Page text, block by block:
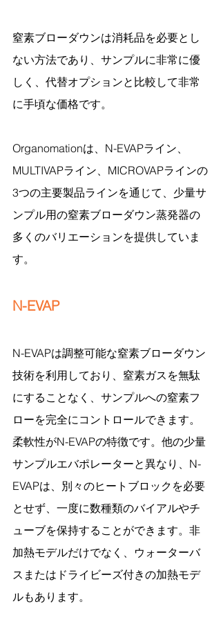
窒素ブローダウンは消耗品を必要とし
ない方法であり、サンプルに非常に優
しく、代替オプションと比較して非常
に手頃な価格です。
Organomationは、N-EVAPライン、
MULTIVAPライン、MICROVAPラインの
3つの主要製品ラインを通じて、少量サ
ンプル用の窒素ブローダウン蒸発器の
多くのバリエーションを提供していま
す。
N-EVAP
N-EVAPは調整可能な窒素ブローダウン
技術を利用しており、窒素ガスを無駄
にすることなく、サンプルへの窒素フ
ローを完全にコントロールできます。
柔軟性がN-EVAPの特徴です。他の少量
サンプルエバポレーターと異なり、N-
EVAPは、別々のヒートブロックを必要
とせず、一度に数種類のバイアルやチ
ューブを保持することができます。非
加熱モデルだけでなく、ウォーターバ
スまたはドライビーズ付きの加熱モデ
ルもあります。